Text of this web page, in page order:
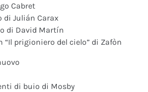
Cabret
di Julián Carax
di David Martín
prigioniero del cielo” di Zafòn
di buio di Mosby